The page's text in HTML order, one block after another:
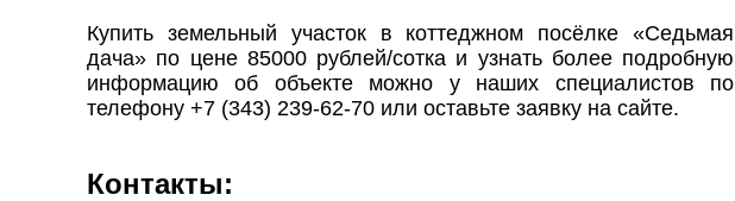
Купить земельный участок в коттеджном посёлке «Седьмая
дача» по цене 85000 рублей/сотка и узнать более подробную
информацию об объекте можно у наших специалистов по
телефону +7 (343) 239-62-70 или оставьте заявку на сайте.
Контакты: